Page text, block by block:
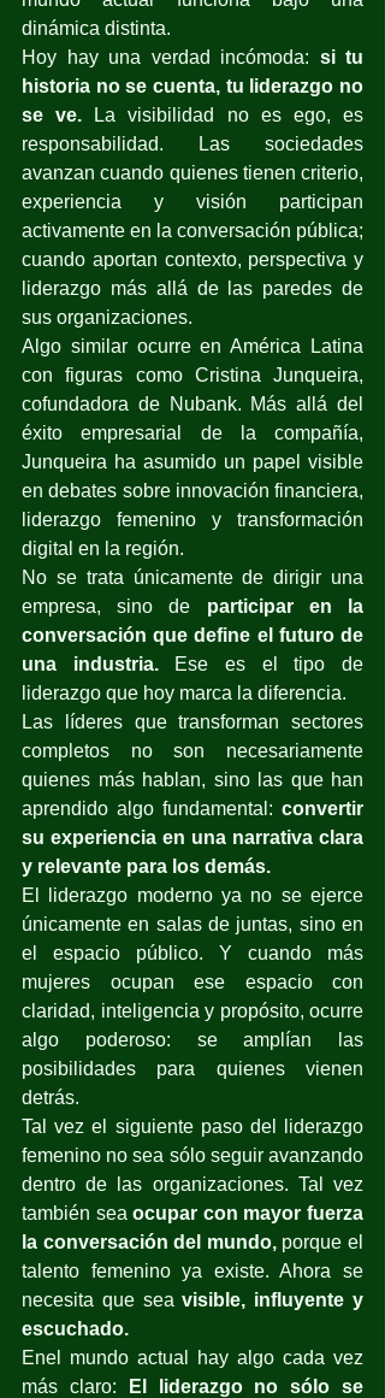
dinámica distinta.
Hoy hay una verdad incómoda: si tu
historia no se cuenta, tu liderazgo no
se ve. La visibilidad no es ego, es
responsabilidad. Las sociedades
avanzan cuando quienes tienen criterio,
experiencia y visión participan
activamente en la conversación pública;
cuando aportan contexto, perspectiva y
liderazgo más allá de las paredes de
sus organizaciones.
Algo similar ocurre en América Latina
con figuras como Cristina Junqueira,
cofundadora de Nubank. Más allá del
éxito empresarial de la compañía,
Junqueira ha asumido un papel visible
en debates sobre innovación financiera,
liderazgo femenino y transformación
digital en la región.
No se trata únicamente de dirigir una
empresa, sino de participar en la
conversación que define el futuro de
una industria. Ese es el tipo de
liderazgo que hoy marca la diferencia.
Las líderes que transforman sectores
completos no son necesariamente
quienes más hablan, sino las que han
aprendido algo fundamental: convertir
su experiencia en una narrativa clara
y relevante para los demás.
El liderazgo moderno ya no se ejerce
únicamente en salas de juntas, sino en
el espacio público. Y cuando más
mujeres ocupan ese espacio con
claridad, inteligencia y propósito, ocurre
algo poderoso: se amplían las
posibilidades para quienes vienen
detrás.
Tal vez el siguiente paso del liderazgo
femenino no sea sólo seguir avanzando
dentro de las organizaciones. Tal vez
también sea ocupar con mayor fuerza
la conversación del mundo, porque el
talento femenino ya existe. Ahora se
necesita que sea visible, influyente y
escuchado.
Enel mundo actual hay algo cada vez
más claro:
El liderazgo no sólo se